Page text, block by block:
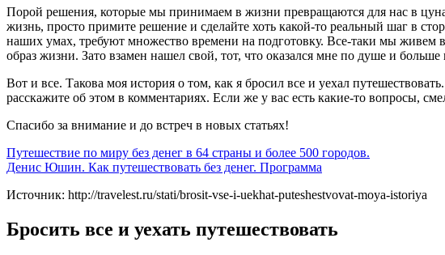
Порой решения, которые мы принимаем в жизни превращаются для нас в
жизнь, просто примите решение и сделайте хоть какой-то реальный шаг в
наших умах, требуют множество времени на подготовку. Все-таки мы живем
образ жизни. Зато взамен нашел свой, тот, что оказался мне по душе и
Вот и все. Такова моя история о том, как я бросил все и уехал
расскажите об этом в комментариях. Если же у вас есть какие-то вопросы,
Спасибо за внимание и до встреч в новых статьях!
Путешествие по миру без денег в 64 страны и более 500 городов.
Денис Юшин. Как путешествовать без денег. Программа
Источник: http://travelest.ru/stati/brosit-vse-i-uekhat-puteshestvovat-moya-istoriya
Бросить все и уехать путешествовать